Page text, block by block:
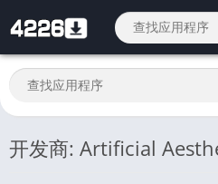
开发商: Artificial